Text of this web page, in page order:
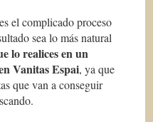
el complicado proceso
sea lo más natural
lo realices en un
Vanitas Espai, ya que
que van a conseguir